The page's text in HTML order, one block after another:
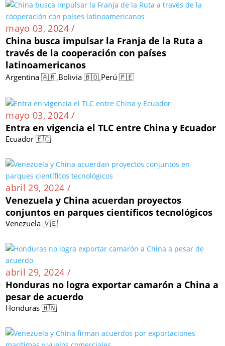
mayo 03, 2024 /
China busca impulsar la Franja de la Ruta a
través de la cooperación con países
latinoamericanos
Argentina 🇦🇷,Bolivia 🇧🇴,Perú 🇵🇪
mayo 03, 2024 /
Entra en vigencia el TLC entre China y Ecuador
Ecuador 🇪🇨
abril 29, 2024 /
Venezuela y China acuerdan proyectos
conjuntos en parques científicos tecnológicos
Venezuela 🇻🇪
abril 29, 2024 /
Honduras no logra exportar camarón a China a
pesar de acuerdo
Honduras 🇭🇳